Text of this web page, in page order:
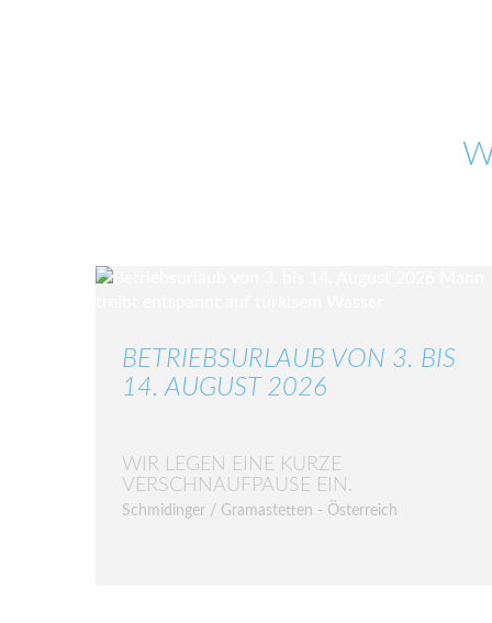
BETRIEBSURLAUB VON 3. BIS
14. AUGUST 2026
WIR LEGEN EINE KURZE
VERSCHNAUFPAUSE EIN.
Schmidinger / Gramastetten - Österreich